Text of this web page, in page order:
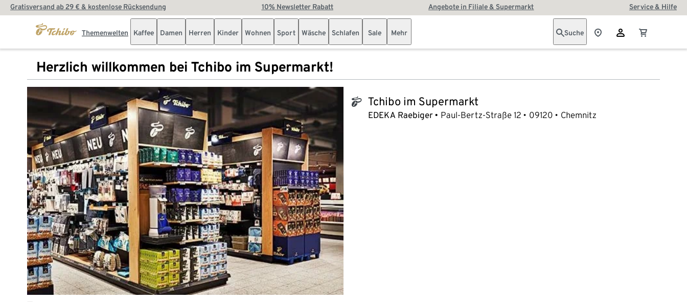
Gratisversand ab 29 € & kostenlose Rücksendung 10% Newsletter Rabatt Angebote in Filiale & Supermarkt Service & Hilfe
Themenwelten Kaffee Damen Herren Kinder Wohnen Sport Wäsche Schlafen Sale Mehr Suche
Herzlich willkommen bei Tchibo im Supermarkt!
tchibo_logo Tchibo im Supermarkt
EDEKA Raebiger Paul-Bertz-Straße 12 09120 Chemnitz